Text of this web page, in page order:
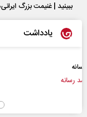
ببینید | غنیمت بزرگ
یادداشت